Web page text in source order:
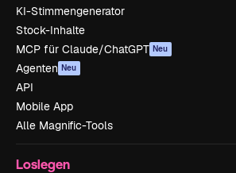
KI-Stimmengenerator
Stock-Inhalte
MCP für Claude/ChatGPT Neu
Agenten Neu
API
Mobile App
Alle Magnific-Tools
Loslegen